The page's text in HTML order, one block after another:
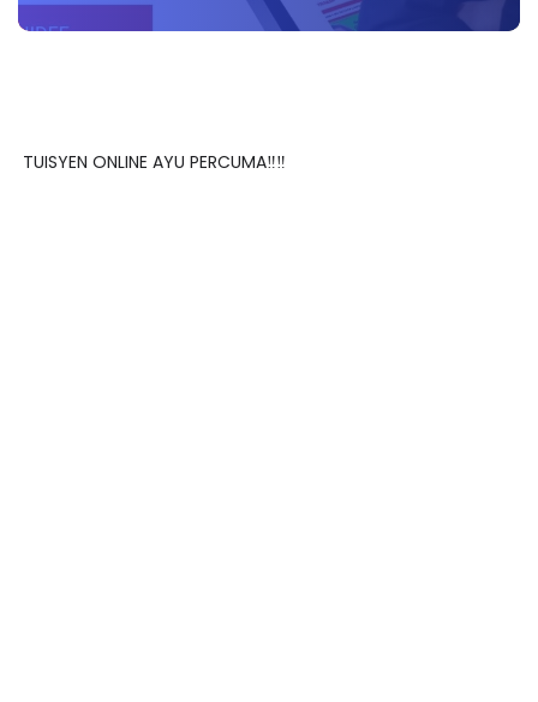
TUISYEN ONLINE AYU PERCUMA‼️‼️